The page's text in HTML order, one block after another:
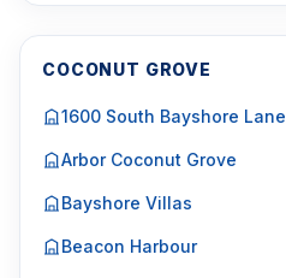
COCONUT GROVE
1600 South Bayshore Lane
Arbor Coconut Grove
Bayshore Villas
Beacon Harbour